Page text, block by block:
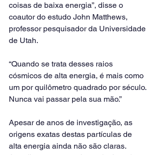
coisas de baixa energia”, disse o
coautor do estudo John Matthews,
professor pesquisador da Universidade
de Utah.
“Quando se trata desses raios
cósmicos de alta energia, é mais como
um por quilômetro quadrado por século.
Nunca vai passar pela sua mão.”
Apesar de anos de investigação, as
origens exatas destas partículas de
alta energia ainda não são claras.